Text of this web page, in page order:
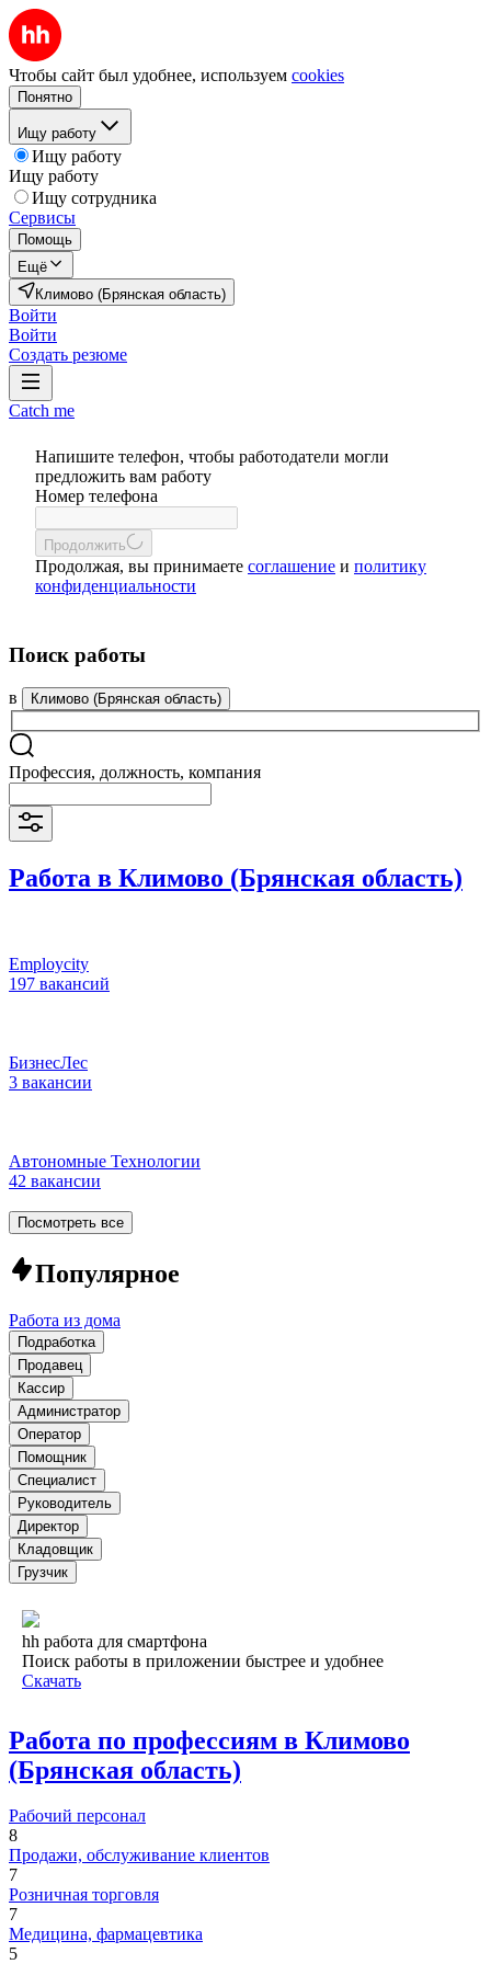
Чтобы сайт был удобнее, используем cookies
Понятно
Ищу работу
Ищу работу
Ищу работу
Ищу сотрудника
Сервисы
Помощь
Ещё
Климово (Брянская область)
Войти
Войти
Создать резюме
Catch me
Напишите телефон, чтобы работодатели могли
предложить вам работу
Номер телефона
Продолжить
Продолжая, вы принимаете соглашение и политику
конфиденциальности
Поиск работы
в Климово (Брянская область)
Профессия, должность, компания
Работа в Климово (Брянская область)
Employcity
197 вакансий
БизнесЛес
3 вакансии
Автономные Технологии
42 вакансии
Посмотреть все
Популярное
Работа из дома
Подработка
Продавец
Кассир
Администратор
Оператор
Помощник
Специалист
Руководитель
Директор
Кладовщик
Грузчик
hh работа для смартфона
Поиск работы в приложении быстрее и удобнее
Скачать
Работа по профессиям в Климово
(Брянская область)
Рабочий персонал
8
Продажи, обслуживание клиентов
7
Розничная торговля
7
Медицина, фармацевтика
5